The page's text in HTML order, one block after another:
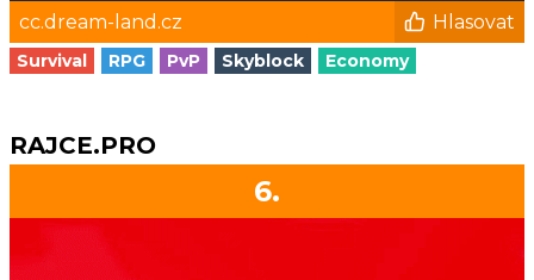
cc.dream-land.cz
Hlasovat
Survival RPG PvP Skyblock Economy
RAJCE.PRO
6.